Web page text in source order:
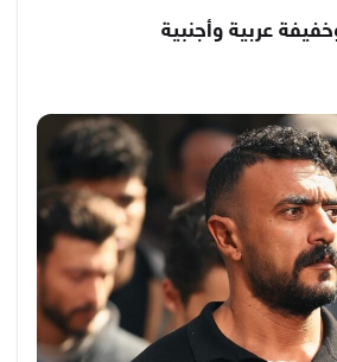
عربية وأجنبية